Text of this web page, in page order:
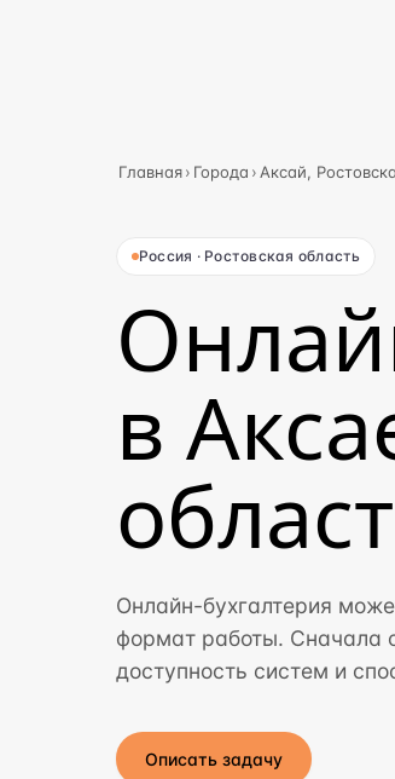
Главная› Города › Аксай,
Россия · Ростовская область
в
Онлайн-бухгалтерия
формат работы. Сначала
доступность систем и
Описать задачу